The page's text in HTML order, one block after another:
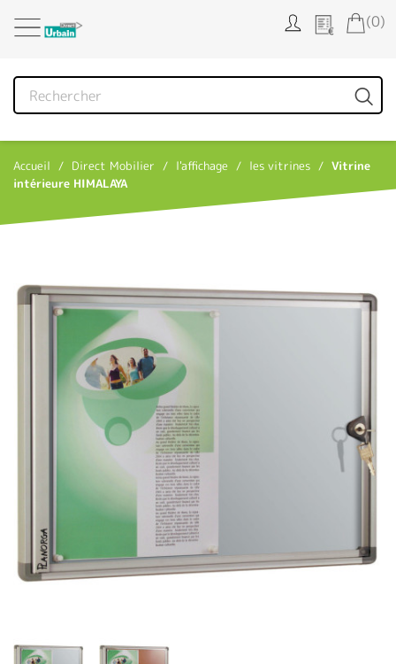
(0)
Accueil Direct Mobilier l'affichage les vitrines
Vitrine
intérieure HIMALAYA